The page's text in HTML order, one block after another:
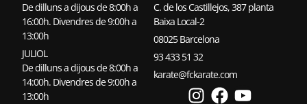
De dilluns a dijous de 8:00h a
16:00h. Divendres de 9:00h a
13:00h
JULIOL
De dilluns a dijous de 8:00h a
14:00h. Divendres de 9:00h a
13:00h
C. de los Castillejos, 387 planta
Baixa Local-2
08025 Barcelona
93 433 51 32
karate@fckarate.com